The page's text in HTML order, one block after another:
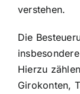
verstehen.
Die
Hierzu
Girokonten,